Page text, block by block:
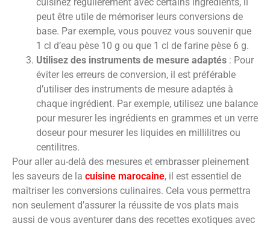
peut être utile de mémoriser leurs conversions de
base. Par exemple, vous pouvez vous souvenir que
1 cl d’eau pèse 10 g ou que 1 cl de farine pèse 6 g.
Utilisez des instruments de mesure adaptés : Pour
éviter les erreurs de conversion, il est préférable
d’utiliser des instruments de mesure adaptés à
chaque ingrédient. Par exemple, utilisez une balance
pour mesurer les ingrédients en grammes et un verre
doseur pour mesurer les liquides en millilitres ou
centilitres.
Pour aller au-delà des mesures et embrasser pleinement
les saveurs de la cuisine marocaine, il est essentiel de
maîtriser les conversions culinaires. Cela vous permettra
non seulement d’assurer la réussite de vos plats mais
aussi de vous aventurer dans des recettes exotiques avec